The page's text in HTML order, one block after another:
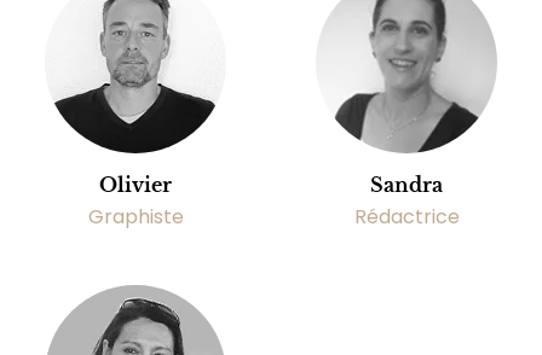
Olivier
Graphiste
Sandra
Rédactrice